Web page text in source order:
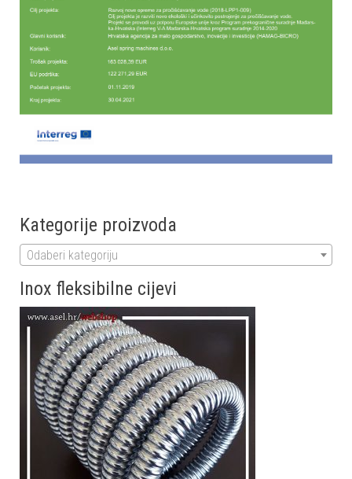
Kategorije proizvoda
Odaberi kategoriju
Inox fleksibilne cijevi